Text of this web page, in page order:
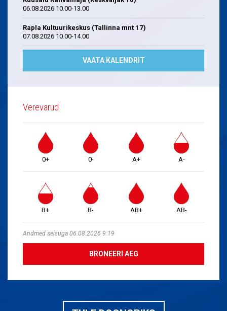
06.08.2026 10.00-13.00
Rapla Kultuurikeskus (Tallinna mnt 17)
07.08.2026 10.00-14.00
VAATA KALENDRIT
Verevarud
0+ 0- A+ A-
B+ B- AB+ AB-
Andmed seisuga 06.08.2026 9:19
BRONEERI AEG